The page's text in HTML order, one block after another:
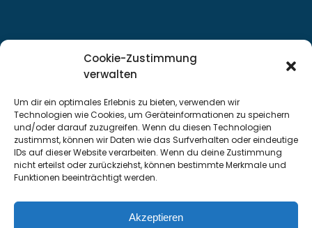
Cookie-Zustimmung
verwalten
Um dir ein optimales Erlebnis zu bieten, verwenden wir
Technologien wie Cookies, um Geräteinformationen zu speichern
und/oder darauf zuzugreifen. Wenn du diesen Technologien
zustimmst, können wir Daten wie das Surfverhalten oder eindeutige
IDs auf dieser Website verarbeiten. Wenn du deine Zustimmung
nicht erteilst oder zurückziehst, können bestimmte Merkmale und
Funktionen beeinträchtigt werden.
Akzeptieren
Servicestandort Stralsund
Datenschutzerklärung
Impressum
Cookie-Richtlinie
Neumann ArbeitsbühnenvermietungI Am Koppelberg